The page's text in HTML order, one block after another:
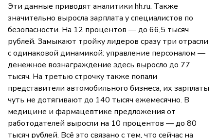
Эти данные приводят аналитики hh.ru. Также
значительно выросла зарплата у специалистов по
безопасности. На 12 процентов — до 66,5 тысяч
рублей. Замыкают тройку лидеров сразу три отрасли
с одинаковой динамикой: управление персоналом —
денежное вознаграждение здесь выросло до 77
тысяч. На третью строчку также попали
представители автомобильного бизнеса, их зарплаты
чуть не дотягивают до 140 тысяч ежемесячно. В
медицине и фармацевтике предложения от
работодателей выросли на 10 процентов — до 80
тысяч рублей. Всё это связано с тем, что сейчас на